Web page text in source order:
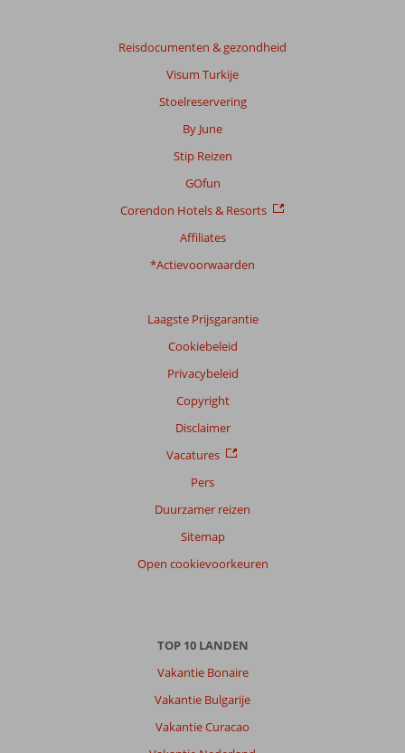
Reisdocumenten & gezondheid
Visum Turkije
Stoelreservering
By June
Stip Reizen
GOfun
Corendon Hotels & Resorts
Affiliates
*Actievoorwaarden
Laagste Prijsgarantie
Cookiebeleid
Privacybeleid
Copyright
Disclaimer
Vacatures
Pers
Duurzamer reizen
Sitemap
Open cookievoorkeuren
TOP 10 LANDEN
Vakantie Bonaire
Vakantie Bulgarije
Vakantie Curacao